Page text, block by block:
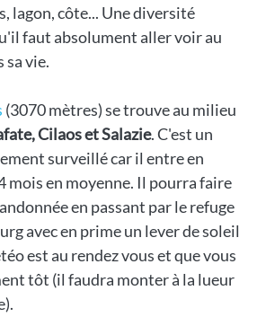
lagon, côte... Une diversité
faut absolument aller voir au
sa vie.
(3070 mètres) se trouve au milieu
Cilaos et Salazie. C'est un
surveillé car il entre en
mois en moyenne. Il pourra faire
en passant par le refuge
avec en prime un lever de soleil
est au rendez vous et que vous
tôt (il faudra monter à la lueur